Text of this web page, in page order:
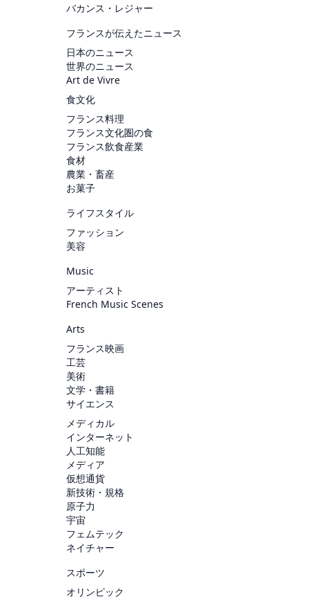
バカンス・レジャー
フランスが伝えたニュース
日本のニュース
世界のニュース
Art de Vivre
食文化
フランス料理
フランス文化圏の食
フランス飲食産業
食材
農業・畜産
お菓子
ライフスタイル
ファッション
美容
Music
アーティスト
French Music Scenes
Arts
フランス映画
工芸
美術
文学・書籍
サイエンス
メディカル
インターネット
人工知能
メディア
仮想通貨
新技術・規格
原子力
宇宙
フェムテック
ネイチャー
スポーツ
オリンピック